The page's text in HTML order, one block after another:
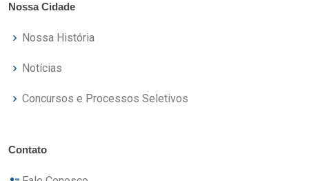
Nossa Cidade
Nossa História
Notícias
Concursos e Processos Seletivos
Contato